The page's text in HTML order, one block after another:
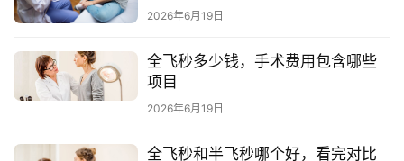
广
2026年6月19日
全飞秒多少钱，手术费用包含哪些
项目
2026年6月19日
全飞秒和半飞秒哪个好，看完对比